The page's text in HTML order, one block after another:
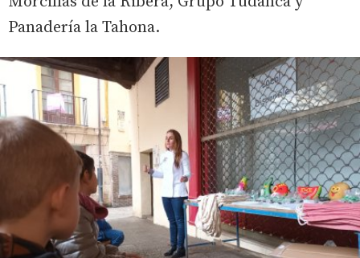
Panadería la Tahona.